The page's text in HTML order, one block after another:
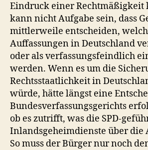
Eindruck einer Rechtmäßigkeit
kann nicht Aufgabe sein, dass
mittlerweile entscheiden,
Auffassungen in Deutschland
oder als verfassungsfeindlich
werden. Wenn es um die
Rechtsstaatlichkeit in
würde, hätte längst eine
Bundesverfassungsgerichts
ob es zutrifft, was die SPD-
Inlandsgeheimdienste über die
So muss der Bürger nur noch